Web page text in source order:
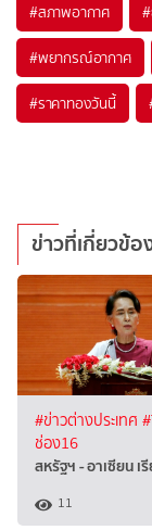
#สภาพอากาศ #
#พยากรณ์อากาศ
#ราคาทองวันนี้
ข่าวที่เกี่ยวข้อ
#ข่าวต่างประเทศ
ช่อง16
สหรัฐฯ - อาเซียน เ
11